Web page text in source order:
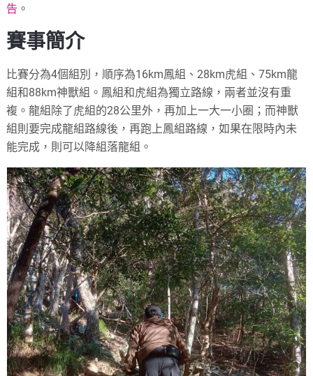
告 。
賽事簡介
比賽分為4個組別，順序為16km鳳組、28km虎組、75km龍
組和88km神獸組。鳳組和虎組為獨立路線，兩者並沒有重
複。龍組除了虎組的28公里外，再加上一大一小圈；而神獸
組則要完成龍組路線後，再跑上鳳組路線，如果在限時內未
能完成，則可以降組落龍組。